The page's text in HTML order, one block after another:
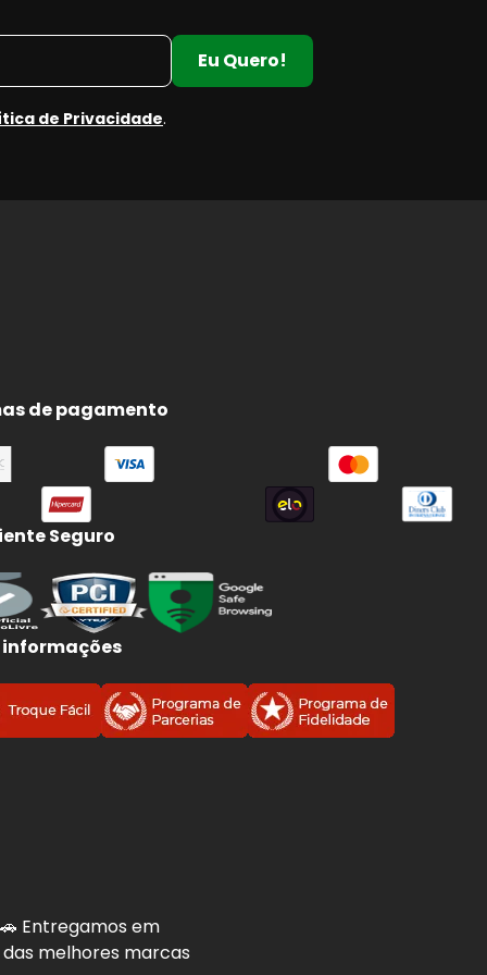
Eu Quero!
de Privacidade.
de pagamento
Seguro
informações
Entregamos em
melhores marcas